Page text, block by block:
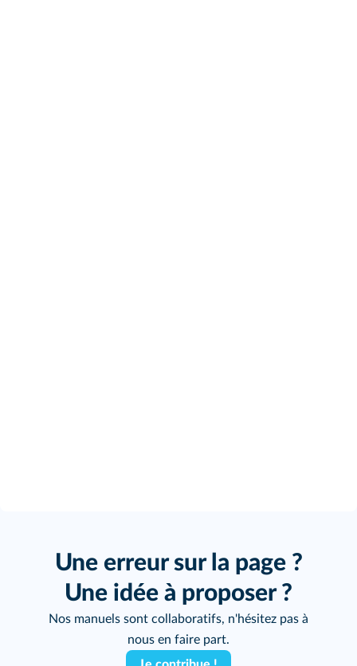
Une erreur sur la page ?
Une idée à proposer ?
Nos manuels sont collaboratifs, n'hésitez pas à
nous en faire part.